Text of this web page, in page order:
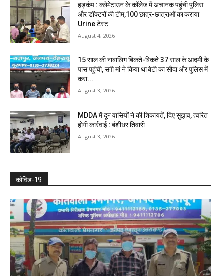
हड़कंप : क्लेमेंटाउन के कॉलेज में अचानक पहुंची पुलिस
और डॉक्टरों की टीम,100 छात्र-छात्राओं का कराया
Urine टेस्ट
August 4, 2026
15 साल की नाबालिग बिकते-बिकते 37 साल के आदमी के
पास पहुंची, सगी मां ने किया था बेटी का सौदा और पुलिस में
करा...
August 3, 2026
MDDA में दून वासियों ने की शिकायतें, दिए सुझाव, त्वरित
होगी कार्रवाई : बंशीधर तिवारी
August 3, 2026
कोविड-19